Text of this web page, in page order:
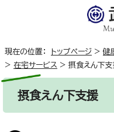
現在の位置： トップページ > 健
> 在宅サービス > 摂食えん下
摂食えん下支援